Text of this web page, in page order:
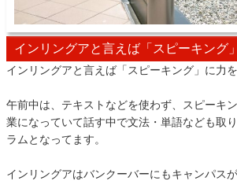
インリングアと言えば「スピーキング
インリングアと言えば「スピーキング」に力
午前中は、テキストなどを使わず、スピーキ
業になっていて話す中で文法・単語なども取
ラムとなってます。
インリングアはバンクーバーにもキャンパス